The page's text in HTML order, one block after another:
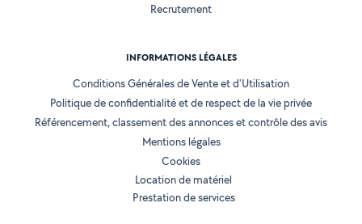
Recrutement
INFORMATIONS LÉGALES
Conditions Générales de Vente et d'Utilisation
Politique de confidentialité et de respect de la vie privée
Référencement, classement des annonces et contrôle des avis
Mentions légales
Cookies
Location de matériel
Prestation de services